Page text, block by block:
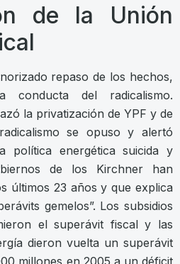
de la Unión
repaso de los hechos,
conducta del radicalismo.
la privatización de YPF y de
se opuso y alertó
política energética suicida y
de los Kirchner han
últimos 23 años y que explica
gemelos”. Los subsidios
el superávit fiscal y las
dieron vuelta un superávit
millones en 2005 a un déficit